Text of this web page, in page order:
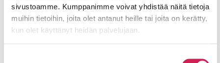
sivustoamme. Kumppanimme voivat yhdistää näitä tietoja
muihin tietoihin, joita olet antanut heille tai joita on kerätty,
kun olet käyttänyt heidän palvelujaan.
modernisoitiin kertaheitolla: kaikki kuva- ja
tekstiaineisto tuotetaan nyt keskitetysti
ohjausjärjestelmässä ja jaellaan internetin